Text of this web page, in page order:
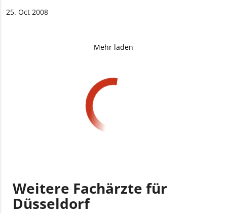
25. Oct 2008
Mehr laden
Weitere Fachärzte für
Düsseldorf